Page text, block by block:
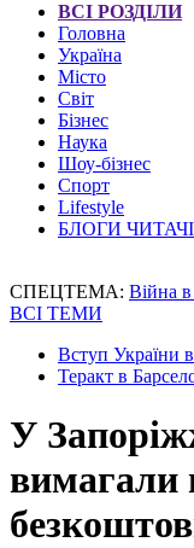
ВСІ РОЗДІЛИ
Головна
Україна
Місто
Світ
Бізнес
Наука
Шоу-бізнес
Спорт
Lifestyle
БЛОГИ
СПЕЦТЕМА: Війна в
ВСІ ТЕМИ
Вступ України
Теракт в
У
вимагали